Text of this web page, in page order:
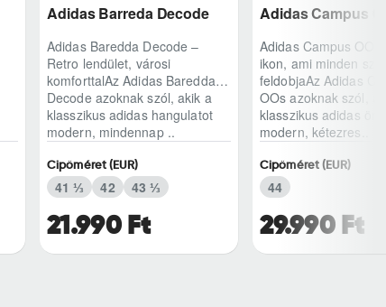
Adidas Barreda Decode
Adidas Baredda Decode –
Retro lendület, városi
komforttalAz Adidas Baredda
Decode azoknak szól, akik a
klasszikus adidas hangulatot
modern, mindennap ..
21.990 Ft
Cipőméret (EUR)
41 ⅓ 42 43 ⅓
Adidas Campus
Adidas Campus OOs
ikon, ami minden
feldobjaAz Adidas
OOs azoknak szól,
klasszikus adidas
modern, kétezres..
29.990 Ft
Cipőméret (EUR)
44